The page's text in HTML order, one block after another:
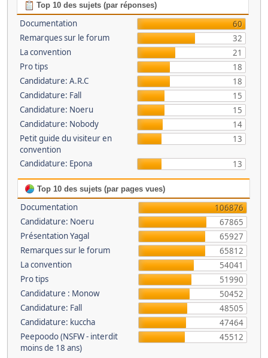
Top 10 des sujets (par réponses)
Documentation
60
Remarques sur le forum
32
La convention
21
Pro tips
18
Candidature: A.R.C
18
Candidature: Fall
15
Candidature: Noeru
15
Candidature: Nobody
14
Petit guide du visiteur en
convention
13
Candidature: Epona 13
Top 10 des sujets (par pages vues)
Documentation
106876
Candidature: Noeru
67865
Présentation Yagal
65927
Remarques sur le forum
65812
La convention
54041
Pro tips
51990
Candidature : Monow
50452
Candidature: Fall
48505
Candidature: kuccha
47464
Peepoodo (NSFW - interdit
moins de 18 ans)
45512